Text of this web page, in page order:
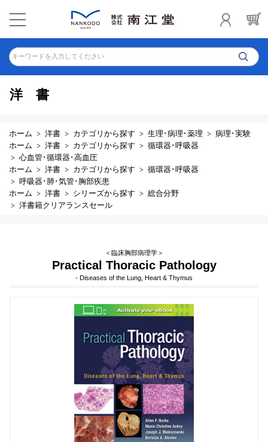
キーワードを入力してください
洋書
ホーム 洋書 カテゴリから探す 生理･病理･薬理
病理･実験
ホーム
洋書 カテゴリから探す
循環器･呼吸器
心血管･循環器･高血圧
ホーム
洋書 カテゴリから探す
循環器･呼吸器
呼吸器･肺･気管･胸部疾患
ホーム
洋書 シリーズから探す
総合分野
洋書籍クリアランスセール
＜臨床胸部病理学＞
Practical Thoracic Pathology
- Diseases of the Lung, Heart & Thymus